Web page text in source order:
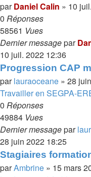
parDaniel Calin » 10
0 Réponses
58561 Vues
Dernier messagepar
10 juil. 2022 12:36
Progression CAP
parlauraoceane » 28
Travailler en SEGPA-
0 Réponses
49884 Vues
Dernier messagepar
28 juin 2022 18:25
Stagiaires
parAmbrine » 15 mars